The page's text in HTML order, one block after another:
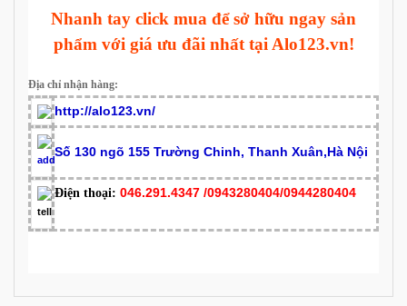
Nhanh tay click mua để sở hữu ngay sản
phẩm với giá ưu đãi nhất tại Alo123.vn!
Địa chỉ nhận hàng:
http://alo123.vn/
Số 130 ngõ 155 Trường Chinh, Thanh Xuân,Hà Nội
Điện thoại: 046.291.4347 /0943280404/0944280404